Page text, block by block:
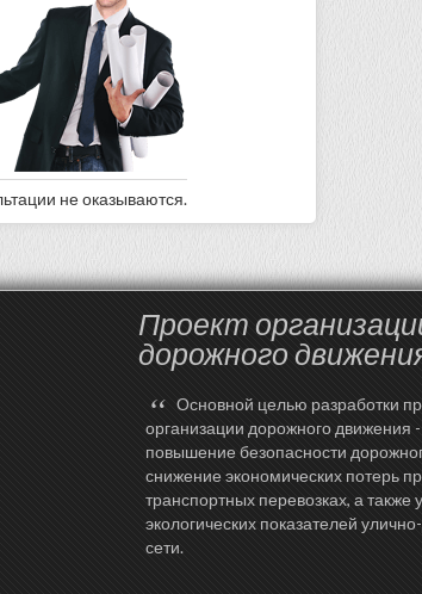
не оказываются.
Проект
дорожного
“ Основной целью разработки
организации дорожного движения
повышение безопасности
снижение экономических потерь
транспортных перевозках, а также
экологических показателей
сети.